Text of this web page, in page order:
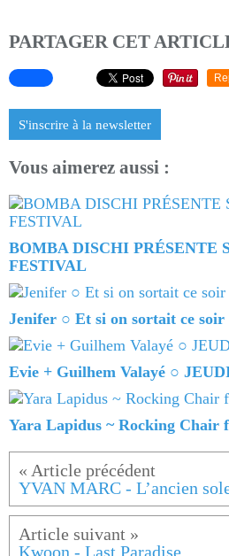
PARTAGER CET
S'inscrire à la newsletter
Vous aimerez aussi :
BOMBA DISCHI PRÉSENTE
FESTIVAL
Jenifer ○ Et si on sortait ce soir
Evie + Guilhem Valayé ○
Yara Lapidus ~ Rocking Chair
YVAN MARC - L’ancien
Kwoon - Last Paradise